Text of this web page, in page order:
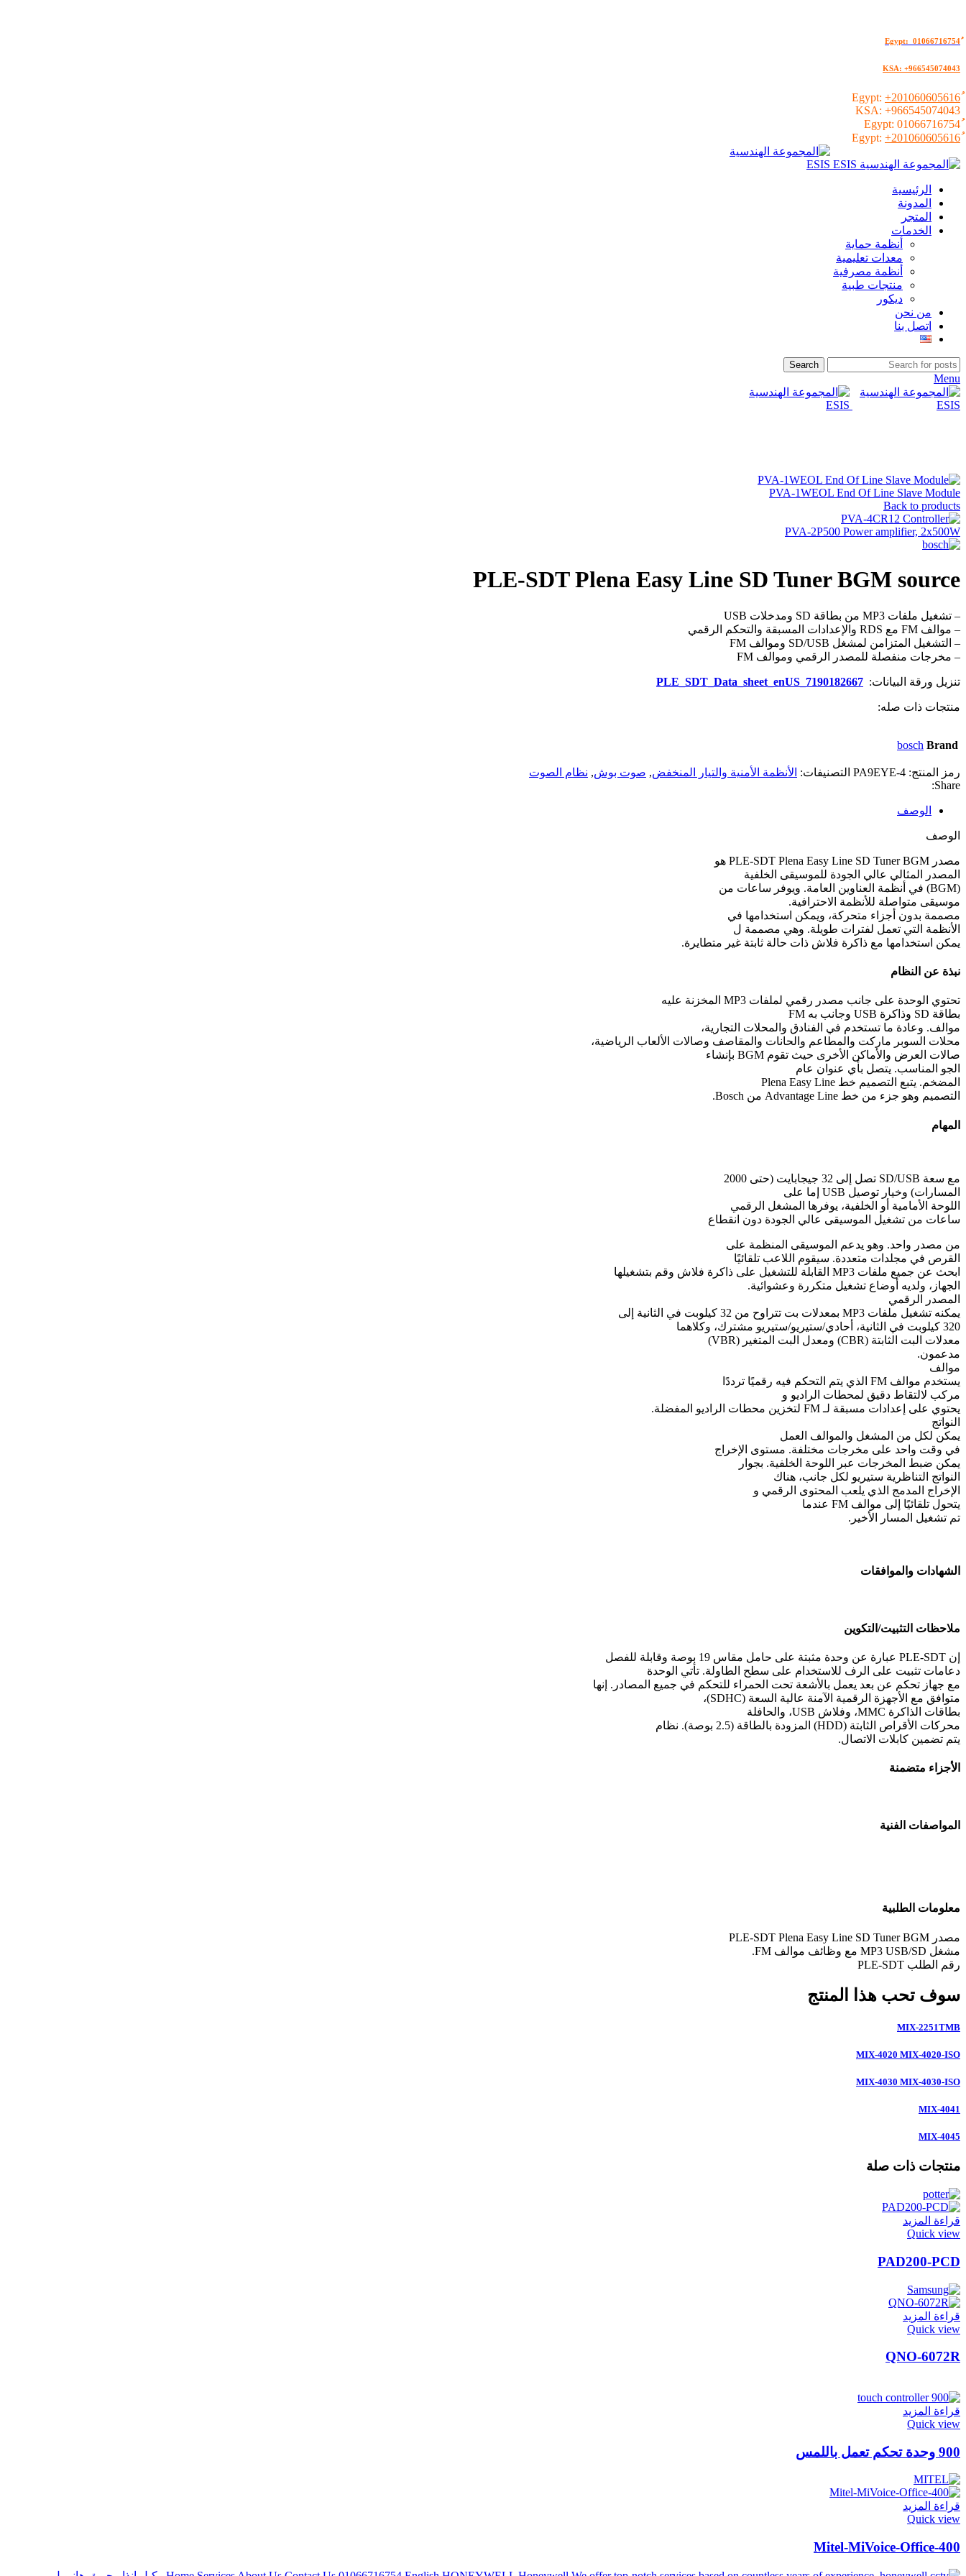
KSA: +966545074043
+201060605616
KSA: +966545074043
01066716754
+201060605616
الرئيسية
المدونة
المتجر
الخدمات
أنظمة حماية
معدات تعليمية
أنظمة مصرفية
منتجات طبية
ديكور
من نحن
اتصل بنا
Search
Menu
PVA-1WEOL End Of Line Slave Module
Back to products
PVA-2P500 Power amplifier, 2x500W
PLE-SDT Plena Easy Line SD Tuner BGM source
– تشغيل ملفات MP3 من بطاقة SD ومدخلات USB
– موالف FM مع RDS والإعدادات المسبقة والتحكم الرقمي
– التشغيل المتزامن لمشغل SD/USB وموالف FM
– مخرجات منفصلة للمصدر الرقمي وموالف FM
تنزيل ورقة البيانات: PLE_SDT_Data_sheet_enUS_7190182667
منتجات ذات صله:
Brand
bosch
رمز المنتج: PA9EYE-4 التصنيفات: الأنظمة الأمنية والتيار المنخفض, صوت بوش, نظام الصوت
Share:
الوصف
الوصف
مصدر PLE-SDT Plena Easy Line SD Tuner BGM هو
المصدر المثالي عالي الجودة للموسيقى الخلفية
(BGM) في أنظمة العناوين العامة. ويوفر ساعات من
موسيقى متواصلة للأنظمة الاحترافية.
مصممة بدون أجزاء متحركة، ويمكن استخدامها في
الأنظمة التي تعمل لفترات طويلة. وهي مصممة ل
يمكن استخدامها مع ذاكرة فلاش ذات حالة ثابتة غير متطايرة.
نبذة عن النظام
تحتوي الوحدة على جانب مصدر رقمي لملفات MP3 المخزنة عليه
بطاقة SD وذاكرة USB وجانب به FM
موالف. وعادة ما تستخدم في الفنادق والمحلات التجارية،
محلات السوبر ماركت والمطاعم والحانات والمقاصف وصالات الألعاب الرياضية،
صالات العرض والأماكن الأخرى حيث تقوم BGM بإنشاء
الجو المناسب. يتصل بأي عنوان عام
المضخم. يتبع التصميم خط Plena Easy Line
التصميم وهو جزء من خط Advantage Line من Bosch.
المهام
مع سعة SD/USB تصل إلى 32 جيجابايت (حتى 2000
المسارات) وخيار توصيل USB إما على
اللوحة الأمامية أو الخلفية، يوفرها المشغل الرقمي
ساعات من تشغيل الموسيقى عالي الجودة دون انقطاع
من مصدر واحد. وهو يدعم الموسيقى المنظمة على
القرص في مجلدات متعددة. سيقوم اللاعب تلقائيًا
ابحث عن جميع ملفات MP3 القابلة للتشغيل على ذاكرة فلاش وقم بتشغيلها
الجهاز، ولديه أوضاع تشغيل متكررة وعشوائية.
المصدر الرقمي
يمكنه تشغيل ملفات MP3 بمعدلات بت تتراوح من 32 كيلوبت في الثانية إلى
320 كيلوبت في الثانية، أحادي/ستيريو/ستيريو مشترك، وكلاهما
معدلات البت الثابتة (CBR) ومعدل البت المتغير (VBR)
مدعمون.
موالف
يستخدم موالف FM الذي يتم التحكم فيه رقميًا ترددًا
مركب لالتقاط دقيق لمحطات الراديو و
يحتوي على إعدادات مسبقة لـ FM لتخزين محطات الراديو المفضلة.
النواتج
يمكن لكل من المشغل والموالف العمل
في وقت واحد على مخرجات مختلفة. مستوى الإخراج
يمكن ضبط المخرجات عبر اللوحة الخلفية. بجوار
النواتج التناظرية ستيريو لكل جانب، هناك
الإخراج المدمج الذي يلعب المحتوى الرقمي و
يتحول تلقائيًا إلى موالف FM عندما
تم تشغيل المسار الأخير.
الشهادات والموافقات
ملاحظات التثبيت/التكوين
إن PLE‑SDT عبارة عن وحدة مثبتة على حامل مقاس 19 بوصة وقابلة للفصل
دعامات تثبيت على الرف للاستخدام على سطح الطاولة. تأتي الوحدة
مع جهاز تحكم عن بعد يعمل بالأشعة تحت الحمراء للتحكم في جميع المصادر. إنها
متوافق مع الأجهزة الرقمية الآمنة عالية السعة (SDHC)،
بطاقات الذاكرة MMC، وفلاش USB، والحافلة
محركات الأقراص الثابتة (HDD) المزودة بالطاقة (2.5 بوصة). نظام
يتم تضمين كابلات الاتصال.
الأجزاء متضمنة
المواصفات الفنية
معلومات الطلبية
مصدر PLE-SDT Plena Easy Line SD Tuner BGM
مشغل MP3 USB/SD مع وظائف موالف FM.
رقم الطلب PLE-SDT
سوف تحب هذا المنتج
MIX-2251TMB
MIX-4020 MIX-4020-ISO
MIX-4030 MIX-4030-ISO
MIX-4041
MIX-4045
منتجات ذات صلة
قراءة المزيد
Quick view
PAD200-PCD
قراءة المزيد
Quick view
QNO-6072R
قراءة المزيد
Quick view
900 وحدة تحكم تعمل باللمس
قراءة المزيد
Quick view
Mitel-MiVoice-Office-400